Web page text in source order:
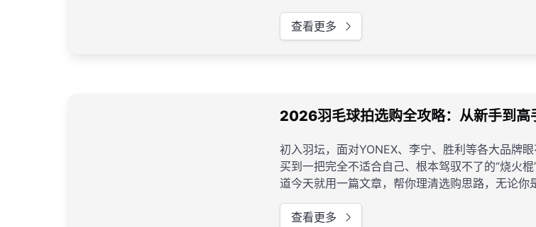
查看更多
2026羽毛球拍选购全攻略：从新手到高
初入羽坛，面对YONEX、李宁、胜利等各大品牌
买到一把完全不适合自己、根本驾驭不了的“烧火
道今天就用一篇文章，帮你理清选购思路，无论你
查看更多